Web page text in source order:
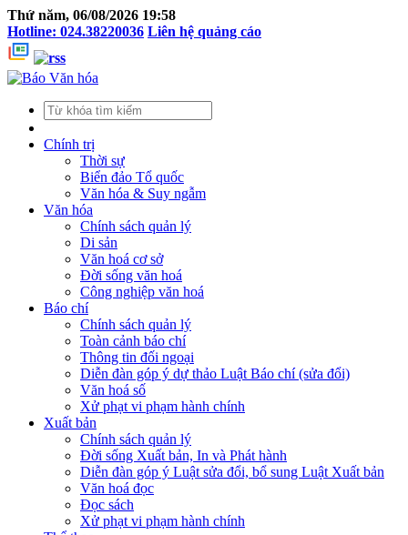
Thứ năm, 06/08/2026 19:58
Hotline: 024.38220036 Liên hệ quảng cáo
Chính trị
Thời sự
Biển đảo Tổ quốc
Văn hóa & Suy ngẫm
Văn hóa
Chính sách quản lý
Di sản
Văn hoá cơ sở
Đời sống văn hoá
Công nghiệp văn hoá
Báo chí
Chính sách quản lý
Toàn cảnh báo chí
Thông tin đối ngoại
Diễn đàn góp ý dự thảo Luật Báo chí (sửa đổi)
Văn hoá số
Xử phạt vi phạm hành chính
Xuất bản
Chính sách quản lý
Đời sống Xuất bản, In và Phát hành
Diễn đàn góp ý Luật sửa đổi, bổ sung Luật Xuất bản
Văn hoá đọc
Đọc sách
Xử phạt vi phạm hành chính